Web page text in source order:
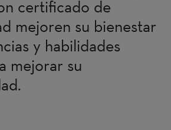
certificado de
mejoren su bienestar
y habilidades
mejorar su